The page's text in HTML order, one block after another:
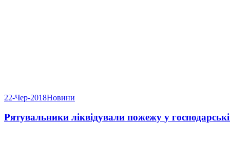
22-Чер-2018Новини
Рятувальники ліквідували пожежу у